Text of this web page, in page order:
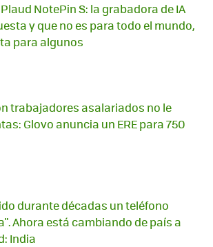
NotePin S: la grabadora de IA
y que no es para todo el mundo,
para algunos
trabajadores asalariados no le
Glovo anuncia un ERE para 750
durante décadas un teléfono
Ahora está cambiando de país a
India